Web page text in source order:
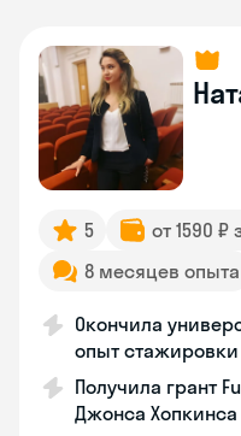
5
от 1590 ₽
8 месяцев опыта
Окончила
опыт
Получила грант
Джонса Хопкинса